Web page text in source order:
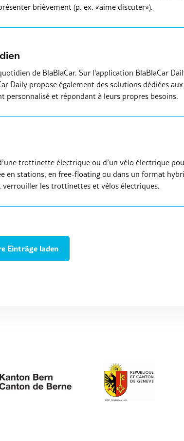
brièvement (p. ex. «aime discuter»).
de BlaBlaCar. Sur l'application BlaBlaCar
Daily propose également des solutions dédiées
personnalisé et répondant à leurs propres besoins.
trottinette électrique ou d’un vélo électrique
en stations, en free-floating ou dans un format
les trottinettes et vélos électriques.
Einträge laden